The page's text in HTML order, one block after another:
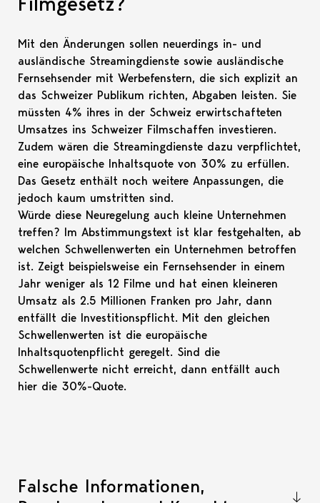
Mit den Änderungen sollen neuerdings in- und
ausländische Streamingdienste sowie ausländische
Fernsehsender mit Werbefenstern, die sich explizit an
das Schweizer Publikum richten, Abgaben leisten. Sie
müssten 4% ihres in der Schweiz erwirtschafteten
Umsatzes ins Schweizer Filmschaffen investieren.
Zudem wären die Streamingdienste dazu verpflichtet,
eine europäische Inhaltsquote von 30% zu erfüllen.
Das Gesetz enthält noch weitere Anpassungen, die
jedoch kaum umstritten sind.
Würde diese Neuregelung auch kleine Unternehmen
treffen? Im Abstimmungstext ist klar festgehalten, ab
welchen Schwellenwerten ein Unternehmen betroffen
ist. Zeigt beispielsweise ein Fernsehsender in einem
Jahr weniger als 12 Filme und hat einen kleineren
Umsatz als 2.5 Millionen Franken pro Jahr, dann
entfällt die Investitionspflicht. Mit den gleichen
Schwellenwerten ist die europäische
Inhaltsquotenpflicht geregelt. Sind die
Schwellenwerte nicht erreicht, dann entfällt auch
hier die 30%-Quote.
Falsche Informationen,